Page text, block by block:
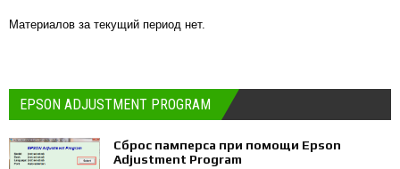
Материалов за текущий период нет.
EPSON ADJUSTMENT PROGRAM
Сброс памперса при помощи Epson
Adjustment Program